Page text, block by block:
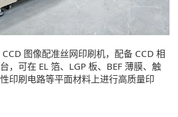
图像配准丝网印刷机，配备 CCD 相
，可在 EL 箔、LGP 板、BEF 薄膜、触
印刷电路等平面材料上进行高质量印